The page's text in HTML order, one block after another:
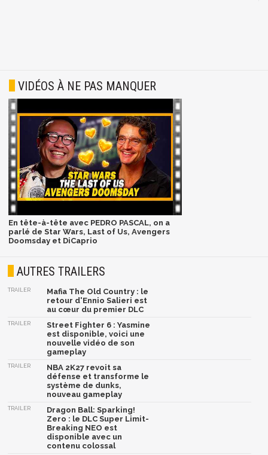
VIDÉOS À NE PAS MANQUER
En tête-à-tête avec PEDRO PASCAL, on a
parlé de Star Wars, Last of Us, Avengers
Doomsday et DiCaprio
AUTRES TRAILERS
TRAILER
Mafia The Old Country : le
retour d'Ennio Salieri est
au cœur du premier DLC
TRAILER
Street Fighter 6 : Yasmine
est disponible, voici une
nouvelle vidéo de son
gameplay
TRAILER
NBA 2K27 revoit sa
défense et transforme le
système de dunks,
nouveau gameplay
TRAILER
Dragon Ball: Sparking!
Zero : le DLC Super Limit-
Breaking NEO est
disponible avec un
contenu colossal